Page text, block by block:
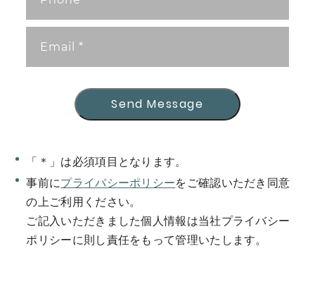
Send Message
Send Message
「＊」は必須項目となります。
事前にプライバシーポリシーをご確認いただき同意
の上ご利用ください。
ご記入いただきました個人情報は当社プライバシー
ポリシーに則し責任をもって管理いたします。